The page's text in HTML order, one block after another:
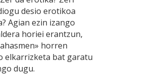
desio erotikoa
Agian ezin izango
horiei erantzun,
horren
elkarrizketa bat garatu
dugu.